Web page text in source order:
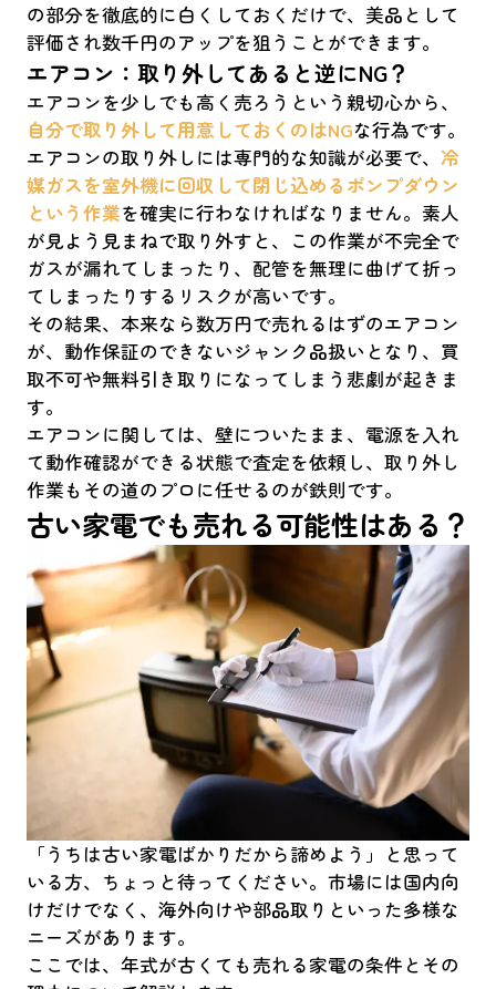
の部分を徹底的に白くしておくだけで、美品として
評価され数千円のアップを狙うことができます。
エアコン：取り外してあると逆にNG？
エアコンを少しでも高く売ろうという親切心から、
自分で取り外して用意しておくのはNGな行為です。
エアコンの取り外しには専門的な知識が必要で、 冷
媒ガスを室外機に回収して閉じ込めるポンプダウン
という作業を確実に行わなければなりません。素人
が見よう見まねで取り外すと、この作業が不完全で
ガスが漏れてしまったり、配管を無理に曲げて折っ
てしまったりするリスクが高いです。
その結果、本来なら数万円で売れるはずのエアコン
が、動作保証のできないジャンク品扱いとなり、買
取不可や無料引き取りになってしまう悲劇が起きま
す。
エアコンに関しては、壁についたまま、電源を入れ
て動作確認ができる状態で査定を依頼し、取り外し
作業もその道のプロに任せるのが鉄則です。
古い家電でも売れる可能性はある？
「うちは古い家電ばかりだから諦めよう」と思って
いる方、ちょっと待ってください。市場には国内向
けだけでなく、海外向けや部品取りといった多様な
ニーズがあります。
ここでは、年式が古くても売れる家電の条件とその